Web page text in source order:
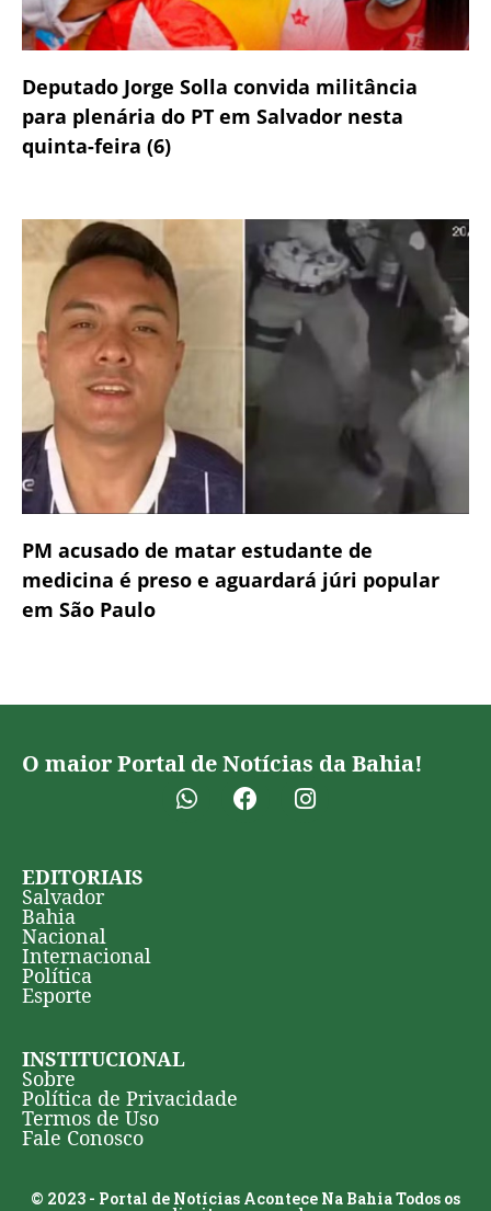
Deputado Jorge Solla convida militância
para plenária do PT em Salvador nesta
quinta-feira (6)
PM acusado de matar estudante de
medicina é preso e aguardará júri popular
em São Paulo
O maior Portal de Notícias da Bahia!
EDITORIAIS
Salvador
Bahia
Nacional
Internacional
Política
Esporte
INSTITUCIONAL
Sobre
Política de Privacidade
Termos de Uso
Fale Conosco
© 2023 - Portal de Notícias Acontece Na Bahia Todos os